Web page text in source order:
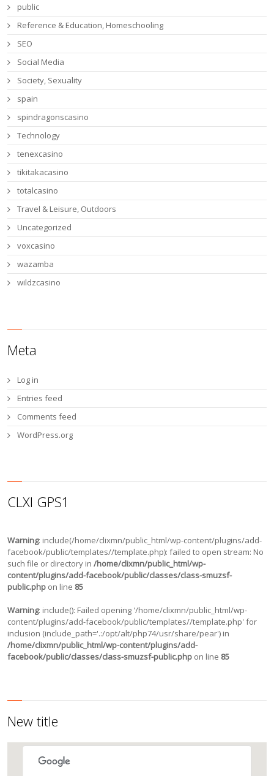
public
Reference & Education, Homeschooling
SEO
Social Media
Society, Sexuality
spain
spindragonscasino
Technology
tenexcasino
tikitakacasino
totalcasino
Travel & Leisure, Outdoors
Uncategorized
voxcasino
wazamba
wildzcasino
Meta
Log in
Entries feed
Comments feed
WordPress.org
CLXI GPS1
Warning: include(/home/clixmn/public_html/wp-content/plugins/add-
facebook/public/templates//template.php): failed to open stream: No
such file or directory in/home/clixmn/public_html/wp-
content/plugins/add-facebook/public/classes/class-smuzsf-
public.php on line 85
Warning: include(): Failed opening '/home/clixmn/public_html/wp-
content/plugins/add-facebook/public/templates//template.php' for
inclusion (include_path='.:/opt/alt/php74/usr/share/pear') in
/home/clixmn/public_html/wp-content/plugins/add-
facebook/public/classes/class-smuzsf-public.php on line 85
New title